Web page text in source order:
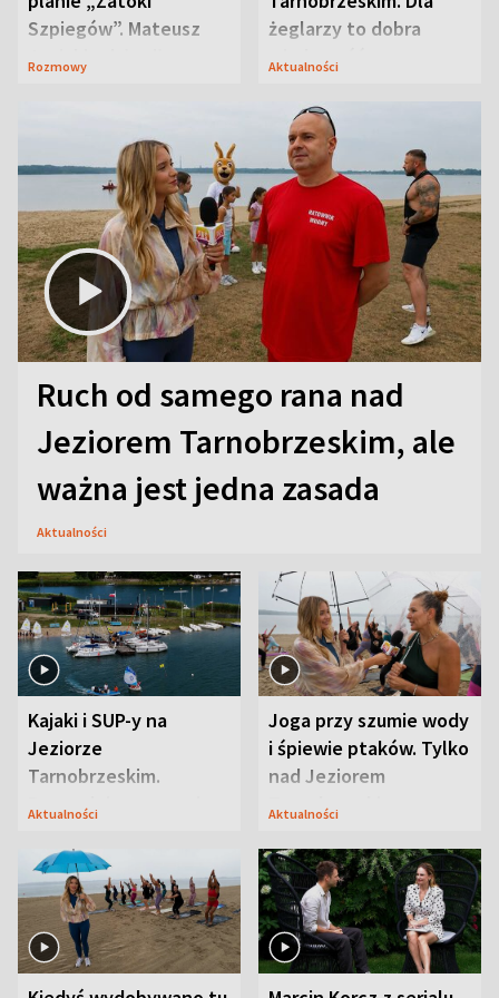
Szpiegów”. Mateusz
Janicki odsłonił
Rozmowy
żeglarzy to dobra
wiadomość
Aktualności
Ruch od samego rana nad
Jeziorem Tarnobrzeskim, ale
ważna jest jedna zasada
Aktualności
Kajaki i SUP-y na
Jeziorze
Tarnobrzeskim.
Przyrodnicy zwracają
Aktualności
Joga przy szumie wody
i śpiewie ptaków. Tylko
nad Jeziorem
Tarnobrzeskim
Aktualności